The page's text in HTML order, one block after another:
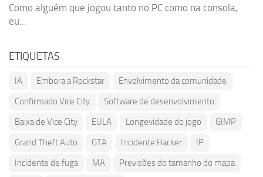
Como alguém que jogou tanto no PC como na consola,
eu...
ETIQUETAS
IA Embora a Rockstar
Envolvimento da comunidade
Confirmado Vice City
Software de desenvolvimento
Baixa de Vice City
EULA Longevidade do jogo
GIMP
Grand Theft Auto
GTA Incidente Hacker
IP
Incidente de fuga
MA
Previsões do tamanho do mapa